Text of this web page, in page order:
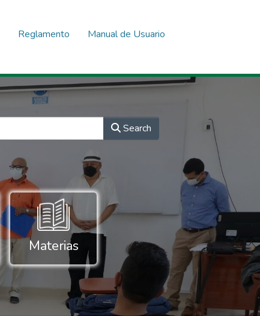
Reglamento
Manual de Usuario
Search
Materias